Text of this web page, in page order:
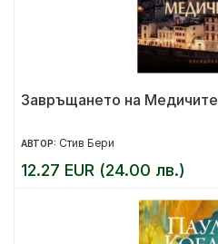
Завръщането на Медичите
АВТОР: Стив Бери
12.27 EUR (24.00 лв.)